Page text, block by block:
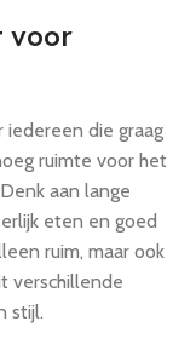
voor
die graag
ruimte voor het
aan lange
eten en goed
ruim, maar ook
verschillende
stijl.